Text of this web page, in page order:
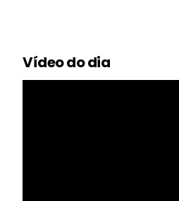
Vídeo do dia